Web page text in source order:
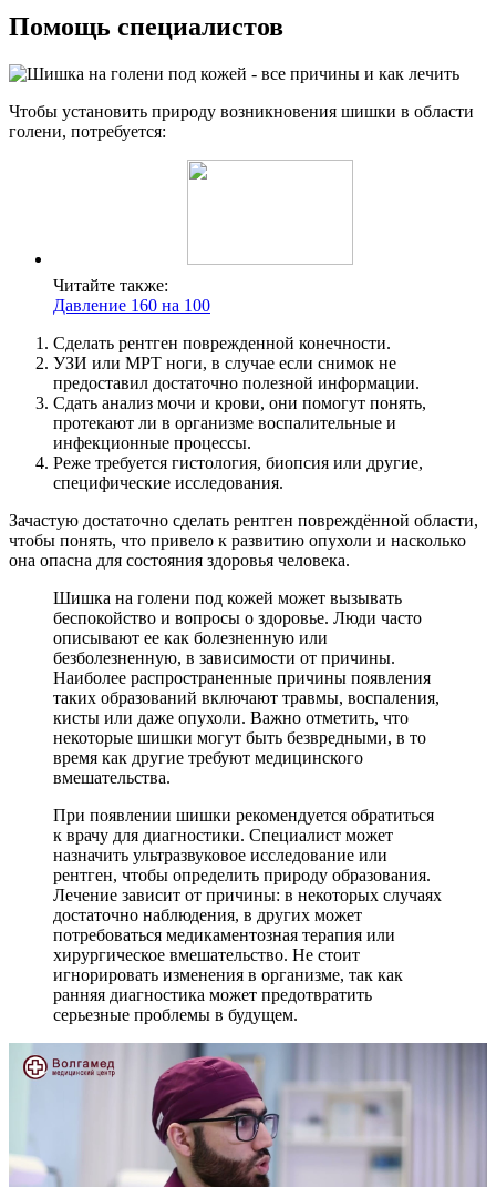
Помощь специалистов
Чтобы установить природу возникновения шишки в области
голени, потребуется:
Читайте также:
Давление 160 на 100
Сделать рентген поврежденной конечности.
УЗИ или МРТ ноги, в случае если снимок не
предоставил достаточно полезной информации.
Сдать анализ мочи и крови, они помогут понять,
протекают ли в организме воспалительные и
инфекционные процессы.
Реже требуется гистология, биопсия или другие,
специфические исследования.
Зачастую достаточно сделать рентген повреждённой области,
чтобы понять, что привело к развитию опухоли и насколько
она опасна для состояния здоровья человека.
Шишка на голени под кожей может вызывать
беспокойство и вопросы о здоровье. Люди часто
описывают ее как болезненную или
безболезненную, в зависимости от причины.
Наиболее распространенные причины появления
таких образований включают травмы, воспаления,
кисты или даже опухоли. Важно отметить, что
некоторые шишки могут быть безвредными, в то
время как другие требуют медицинского
вмешательства.
При появлении шишки рекомендуется обратиться
к врачу для диагностики. Специалист может
назначить ультразвуковое исследование или
рентген, чтобы определить природу образования.
Лечение зависит от причины: в некоторых случаях
достаточно наблюдения, в других может
потребоваться медикаментозная терапия или
хирургическое вмешательство. Не стоит
игнорировать изменения в организме, так как
ранняя диагностика может предотвратить
серьезные проблемы в будущем.